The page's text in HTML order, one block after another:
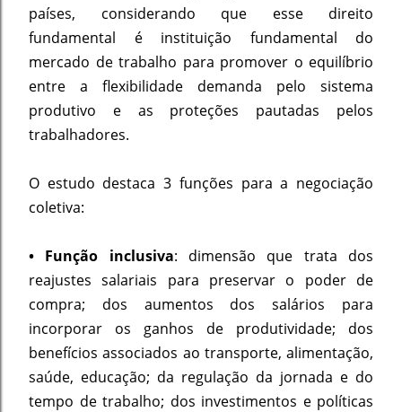
países, considerando que esse direito
fundamental é instituição fundamental do
mercado de trabalho para promover o equilíbrio
entre a flexibilidade demanda pelo sistema
produtivo e as proteções pautadas pelos
trabalhadores.
O estudo destaca 3 funções para a negociação
coletiva:
• Função inclusiva: dimensão que trata dos
reajustes salariais para preservar o poder de
compra; dos aumentos dos salários para
incorporar os ganhos de produtividade; dos
benefícios associados ao transporte, alimentação,
saúde, educação; da regulação da jornada e do
tempo de trabalho; dos investimentos e políticas